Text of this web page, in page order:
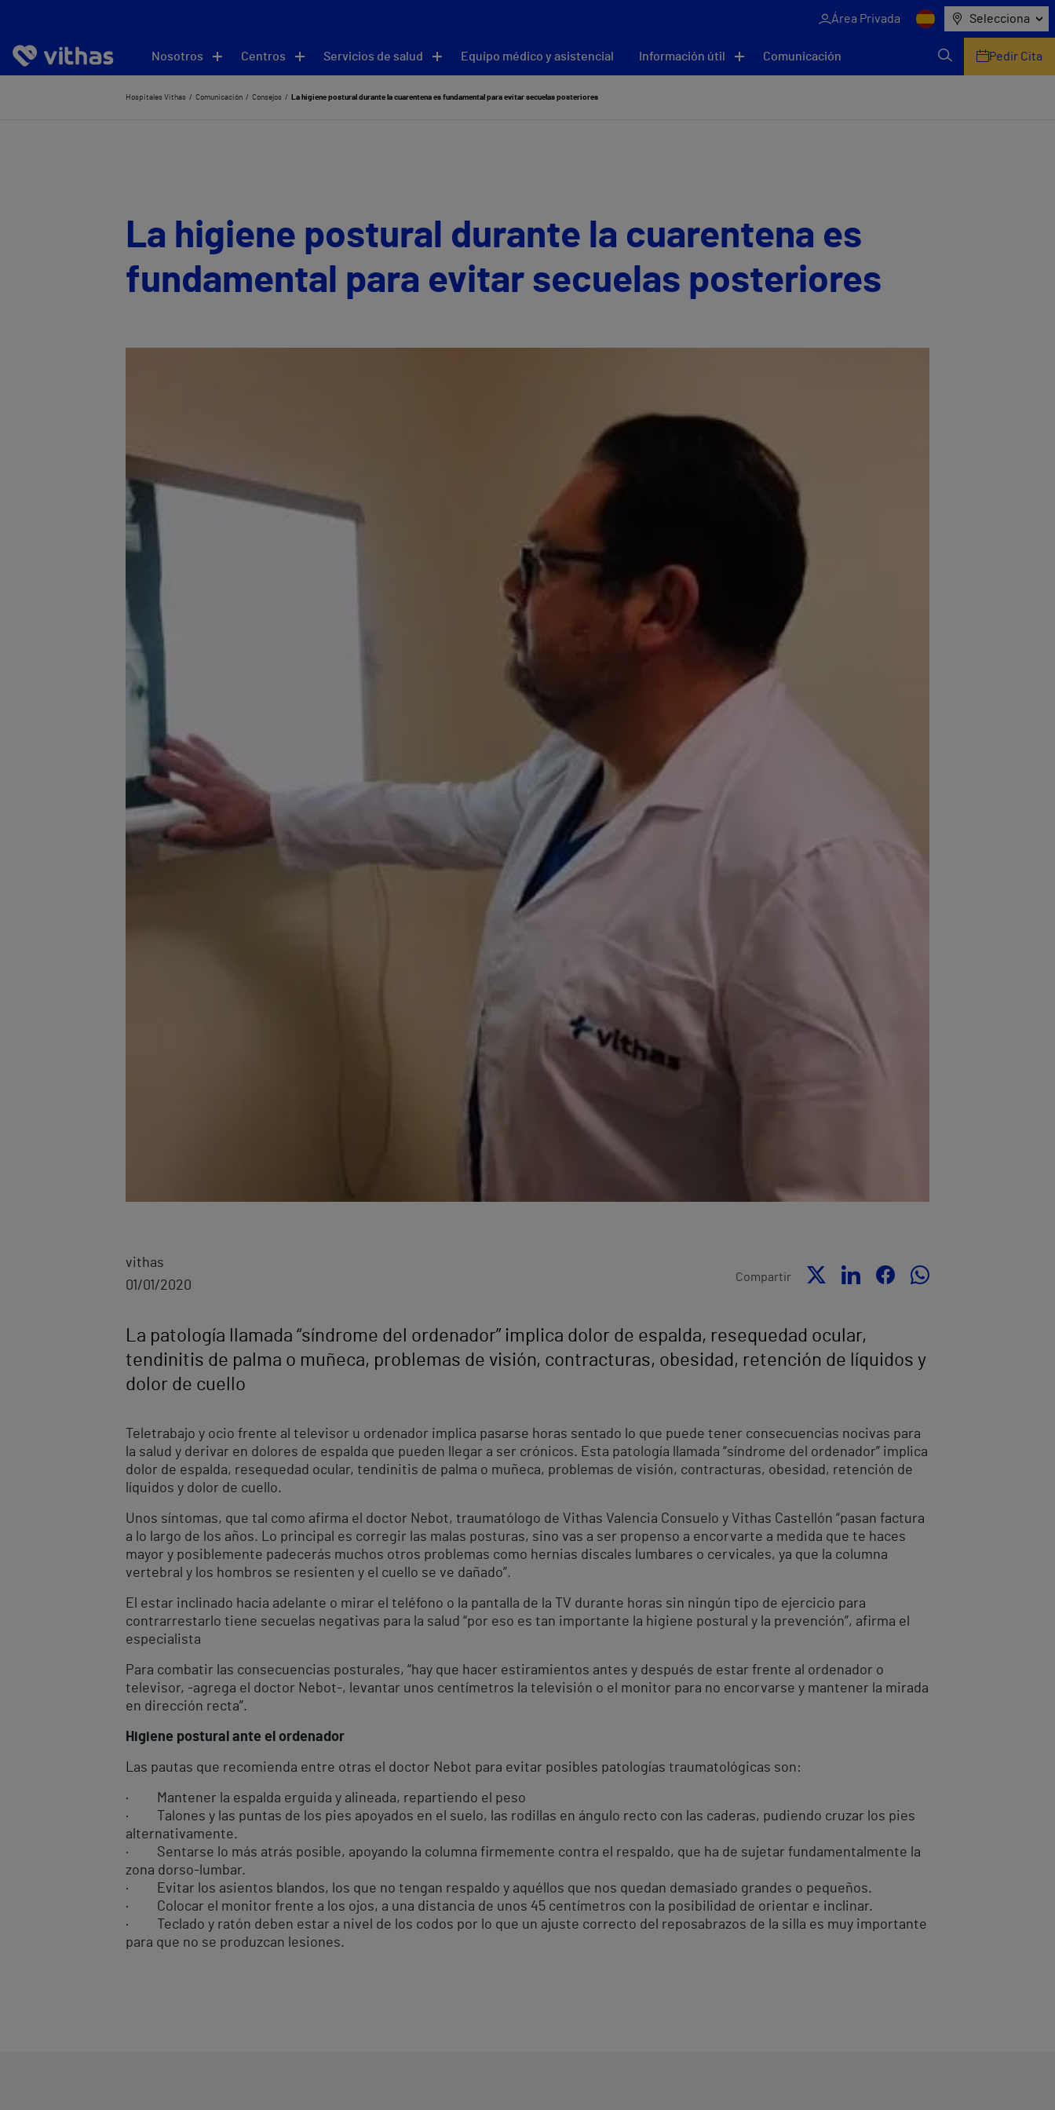
Área Privada Selecciona
Nosotros Centros Servicios de salud Equipo médico y asistencial Información útil Comunicación Pedir Cita
Hospitales Vithas Comunicación Consejos La higiene postural durante la cuarentena es fundamental para evitar secuelas posteriores
La higiene postural durante la cuarentena es
fundamental para evitar secuelas posteriores
vithas
01/01/2020
Compartir
La patología llamada “síndrome del ordenador” implica dolor de espalda, resequedad ocular,
tendinitis de palma o muñeca, problemas de visión, contracturas, obesidad, retención de líquidos y
dolor de cuello
Teletrabajo y ocio frente al televisor u ordenador implica pasarse horas sentado lo que puede tener consecuencias nocivas para
la salud y derivar en dolores de espalda que pueden llegar a ser crónicos. Esta patología llamada “síndrome del ordenador” implica
dolor de espalda, resequedad ocular, tendinitis de palma o muñeca, problemas de visión, contracturas, obesidad, retención de
líquidos y dolor de cuello.
Unos síntomas, que tal como afirma el doctor Nebot, traumatólogo de Vithas Valencia Consuelo y Vithas Castellón “pasan factura
a lo largo de los años. Lo principal es corregir las malas posturas, sino vas a ser propenso a encorvarte a medida que te haces
mayor y posiblemente padecerás muchos otros problemas como hernias discales lumbares o cervicales, ya que la columna
vertebral y los hombros se resienten y el cuello se ve dañado”.
El estar inclinado hacia adelante o mirar el teléfono o la pantalla de la TV durante horas sin ningún tipo de ejercicio para
contrarrestarlo tiene secuelas negativas para la salud “por eso es tan importante la higiene postural y la prevención”, afirma el
especialista
Para combatir las consecuencias posturales, “hay que hacer estiramientos antes y después de estar frente al ordenador o
televisor, -agrega el doctor Nebot-, levantar unos centímetros la televisión o el monitor para no encorvarse y mantener la mirada
en dirección recta”.
Higiene postural ante el ordenador
Las pautas que recomienda entre otras el doctor Nebot para evitar posibles patologías traumatológicas son:
· Mantener la espalda erguida y alineada, repartiendo el peso
· Talones y las puntas de los pies apoyados en el suelo, las rodillas en ángulo recto con las caderas, pudiendo cruzar los pies
alternativamente.
· Sentarse lo más atrás posible, apoyando la columna firmemente contra el respaldo, que ha de sujetar fundamentalmente la
zona dorso-lumbar.
· Evitar los asientos blandos, los que no tengan respaldo y aquéllos que nos quedan demasiado grandes o pequeños.
· Colocar el monitor frente a los ojos, a una distancia de unos 45 centímetros con la posibilidad de orientar e inclinar.
· Teclado y ratón deben estar a nivel de los codos por lo que un ajuste correcto del reposabrazos de la silla es muy importante
para que no se produzcan lesiones.